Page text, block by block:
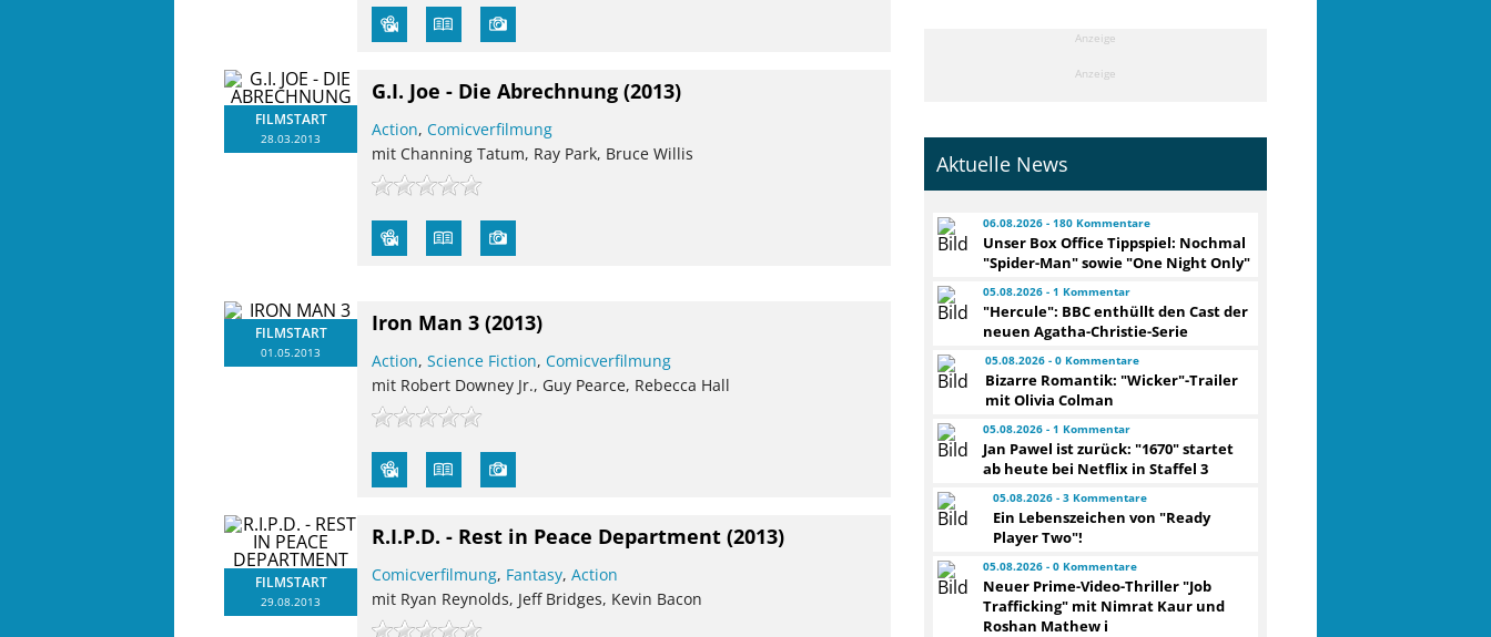
FILMSTART
28.03.2013
G.I. Joe - Die Abrechnung (2013)
Action,Comicverfilmung
mit Channing Tatum, Ray Park, Bruce Willis
FILMSTART
01.05.2013
Iron Man 3 (2013)
Action,Science Fiction,Comicverfilmung
mit Robert Downey Jr., Guy Pearce, Rebecca Hall
FILMSTART
29.08.2013
R.I.P.D. - Rest in Peace Department (2013)
Comicverfilmung, Fantasy,Action
mit Ryan Reynolds, Jeff Bridges, Kevin Bacon
Anzeige
Anzeige
Aktuelle News
06.08.2026 - 180 Kommentare
Unser Box Office Tippspiel: Nochmal
"Spider-Man" sowie "One Night Only"
05.08.2026 - 1 Kommentar
"Hercule": BBC enthüllt den Cast der
neuen Agatha-Christie-Serie
05.08.2026 - 0 Kommentare
Bizarre Romantik: "Wicker"-Trailer
mit Olivia Colman
05.08.2026 - 1 Kommentar
Jan Pawel ist zurück: "1670" startet
ab heute bei Netflix in Staffel 3
05.08.2026 - 3 Kommentare
Ein Lebenszeichen von "Ready
Player Two"!
05.08.2026 - 0 Kommentare
Neuer Prime-Video-Thriller "Job
Trafficking" mit Nimrat Kaur und
Roshan Mathew i